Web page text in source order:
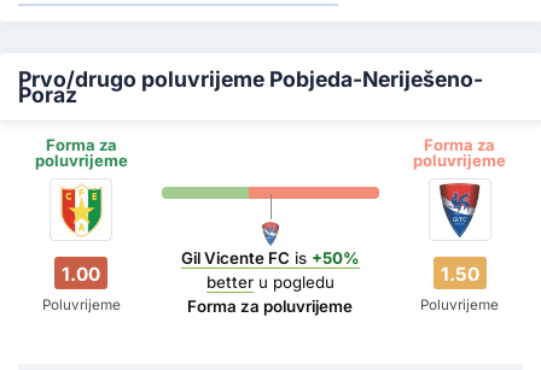
Prvo/drugo poluvrijeme Pobjeda-Neriješeno-
Poraz
Forma za
poluvrijeme
Forma za
poluvrijeme
1.00
Poluvrijeme
Gil Vicente FC is +50%
betteru pogledu
Forma za poluvrijeme
1.50
Poluvrijeme